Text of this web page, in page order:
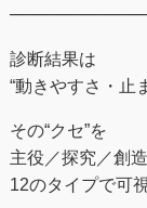
診断結果は
“動きやすさ・止
その“クセ”を
主役／探究／創
12のタイプで可